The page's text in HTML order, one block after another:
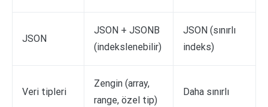
JSON
JSON + JSONB
(indekslenebilir)
JSON (sınırlı
indeks)
Veri tipleri
Zengin (array,
range, özel tip)
Daha sınırlı